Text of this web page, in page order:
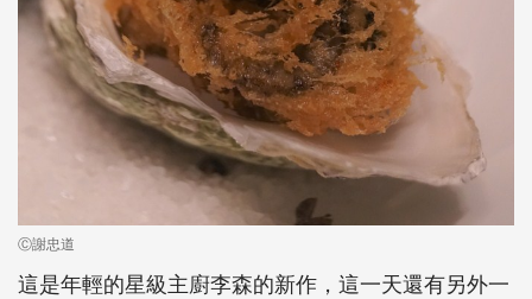
Ⓒ謝忠道
這是年輕的星級主廚李森的新作，這一天還有另外一